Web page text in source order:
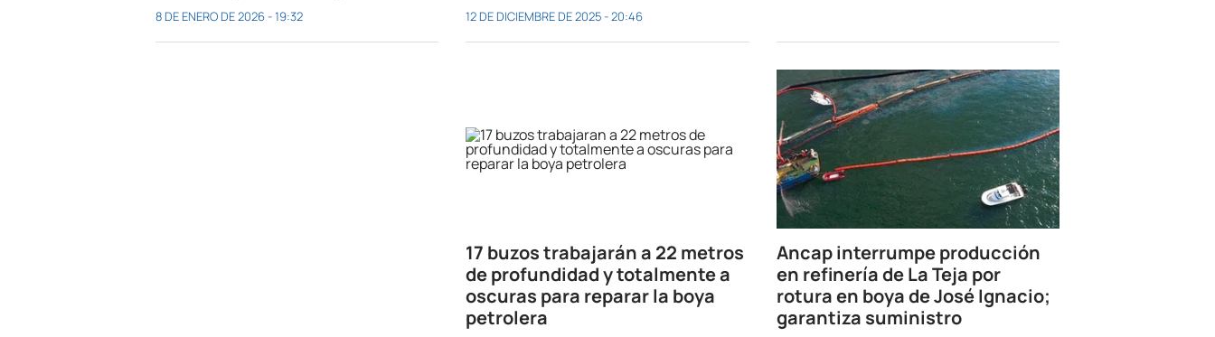
8 DE ENERO DE 2026 - 19:32 12 DE DICIEMBRE DE 2025 - 20:46
17 buzos trabajarán a 22 metros
de profundidad y totalmente a
oscuras para reparar la boya
petrolera
Ancap interrumpe producción
en refinería de La Teja por
rotura en boya de José Ignacio;
garantiza suministro